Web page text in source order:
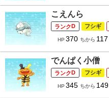
こえんら
D フシギ
HP370 ちから 117
でんぱく小僧
D フシギ
HP345 ちから 149